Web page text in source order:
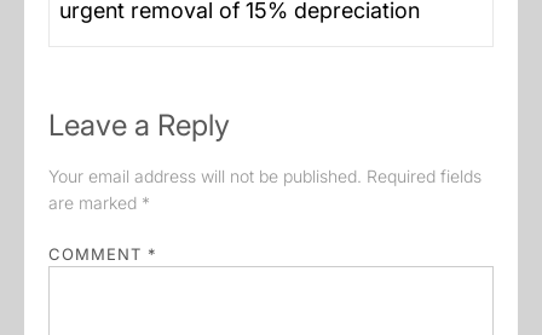
urgent removal of 15% depreciation
Leave a Reply
Your email address will not be published. Required fields
are marked *
COMMENT *